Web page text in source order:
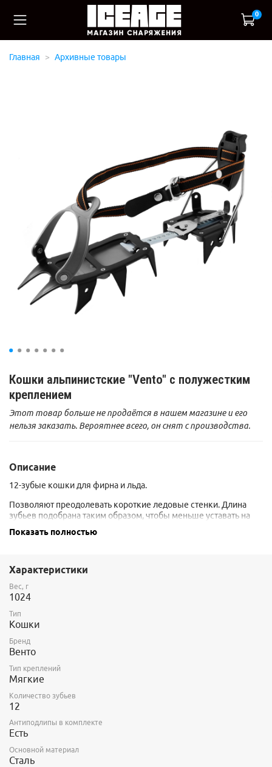
0
Главная Архивные товары
Кошки альпинистские "Vento" с полужестким
креплением
Этот товар больше не продаётся в нашем магазине и его
нельзя заказать. Вероятнее всего, он снят с производства.
Описание
12-зубые кошки для фирна и льда.
Позволяют преодолевать короткие ледовые стенки. Длина
зубьев подобрана таким образом, чтобы меньше уставать на
Показать полностью
Характеристики
Вес, г
1024
Тип
Кошки
Бренд
Венто
Тип креплений
Мягкие
Количество зубьев
12
Антиподлипы в комплекте
Есть
Основной материал
Сталь